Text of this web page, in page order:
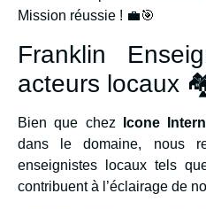
Mission réussie ! 💼🎯
Franklin
acteurs locaux
Bien que chez Icone
dans le domaine, nous
enseignistes locaux tels
contribuent à l’éclairage de